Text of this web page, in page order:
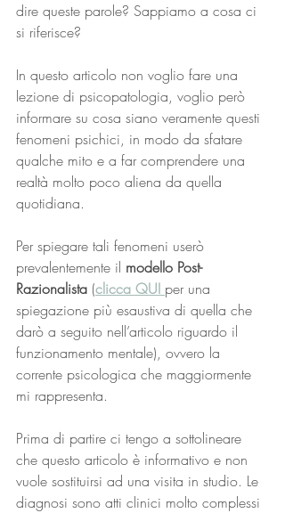
dire queste parole? Sappiamo a cosa ci
si riferisce?
In questo articolo non voglio fare una
lezione di psicopatologia, voglio però
informare su cosa siano veramente questi
fenomeni psichici, in modo da sfatare
qualche mito e a far comprendere una
realtà molto poco aliena da quella
quotidiana.
Per spiegare tali fenomeni userò
prevalentemente il modello Post-
Razionalista (clicca QUI per una
spiegazione più esaustiva di quella che
darò a seguito nell’articolo riguardo il
funzionamento mentale), ovvero la
corrente psicologica che maggiormente
mi rappresenta.
Prima di partire ci tengo a sottolineare
che questo articolo è informativo e non
vuole sostituirsi ad una visita in studio. Le
diagnosi sono atti clinici molto complessi